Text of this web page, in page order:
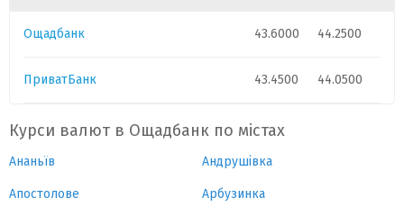
Ощадбанк 43.6000 44.2500
ПриватБанк 43.4500 44.0500
Курси валют в Ощадбанк по містах
Ананьїв Андрушівка
Апостолове Арбузинка